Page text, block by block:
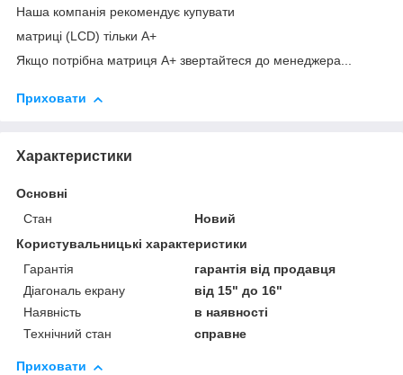
Наша компанія рекомендує купувати
матриці (LCD) тільки А+
Якщо потрібна матриця А+ звертайтеся до менеджера...
Приховати
Характеристики
Основні
Стан
Новий
Користувальницькі характеристики
Гарантія
гарантія від продавця
Діагональ екрану
від 15" до 16"
Наявність
в наявності
Технічний стан
справне
Приховати